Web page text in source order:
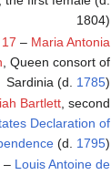
1804)
– Maria Antonia
, Queen consort of
Sardinia (d. 1785)
Bartlett , second
Declaration of
(d. 1795)
– Louis Antoine de